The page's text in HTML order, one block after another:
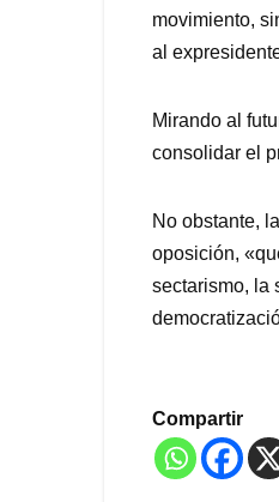
movimiento,
al
Mirando al
consolidar el
No obstante,
oposición,
sectarismo, la
Compartir